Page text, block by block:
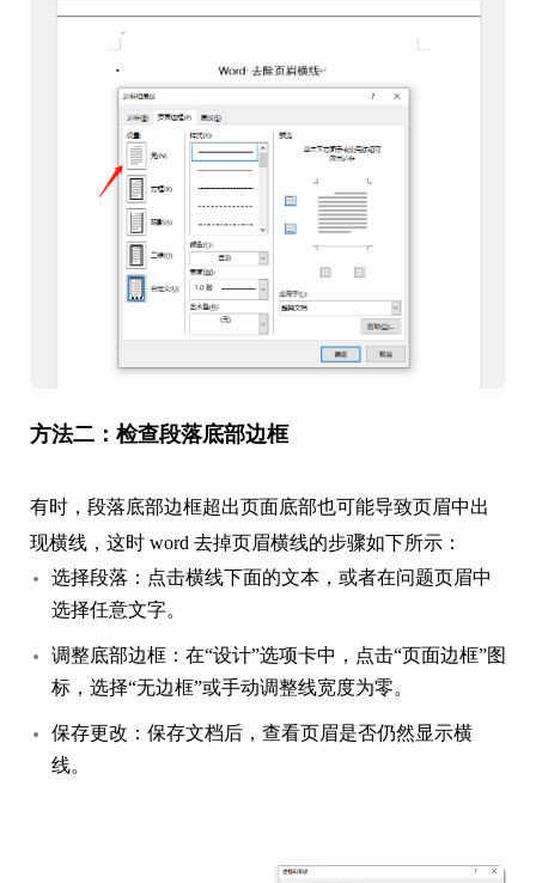
方法二：检查段落底部边框
有时，段落底部边框超出页面底部也可能导致页眉中出
现横线，这时 word 去掉页眉横线的步骤如下所示：
选择段落：点击横线下面的文本，或者在问题页眉中
选择任意文字。
调整底部边框：在“设计”选项卡中，点击“页面边框”图
标，选择“无边框”或手动调整线宽度为零。
保存更改：保存文档后，查看页眉是否仍然显示横
线。